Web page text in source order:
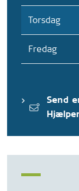
Torsdag
Fredag
Send